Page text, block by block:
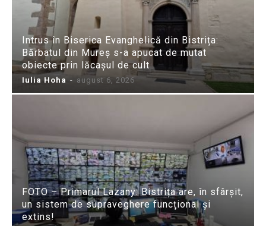
Intrus în Biserica Evanghelică din Bistrița:
Bărbatul din Mureș s-a apucat de mutat
obiecte prin lăcașul de cult
Iulia Hoha - august 6, 2026
FOTO – Primarul Lazany: Bistrița are, în sfârșit,
un sistem de supraveghere funcțional și
extins!